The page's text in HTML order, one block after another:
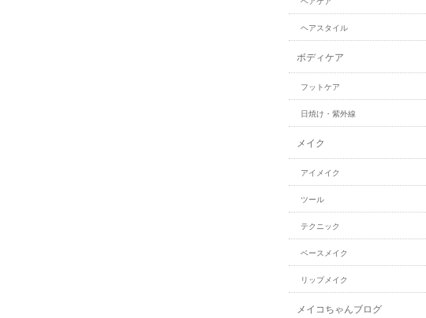
ヘアスタイル
ボディケア
フットケア
日焼け・紫外線
メイク
アイメイク
ツール
テクニック
ベースメイク
リップメイク
メイコちゃんブログ